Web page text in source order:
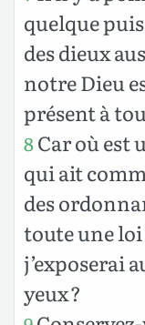
quelque
des dieux
notre Dieu
présent à
8Car où est
qui ait
des
toute une loi
j’exposerai
yeux ?